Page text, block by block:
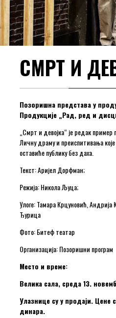
СМРТ И
Позоришна представа у
Продукције „Рад, ред и
„Смрт и девојка“ је редак
Личну драму и преиспитивања
оставиће публику без даха.
Текст: Аријел Дорфман;
Режија: Никола Љуца;
Улоге: Тамара Крцуновић,
Ђурица
Фото: Битеф театар
Организација: Позоришни програм
Место и време:
Велика сала, среда 13.
Улазнице су у продаји. Цене
динара.